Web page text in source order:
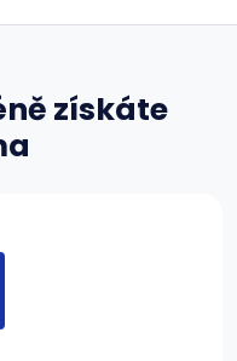
získáte